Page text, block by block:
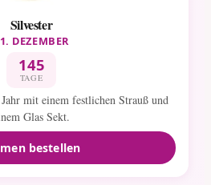
Silvester
DEZEMBER
145
TAGE
mit einem festlichen Strauß und
Glas Sekt.
bestellen